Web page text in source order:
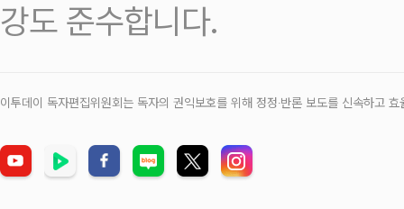
강도 준수합니다.
이투데이 독자편집위원회는 독자의 권익보호를 위해 정정‧반론 보도를 신속하고